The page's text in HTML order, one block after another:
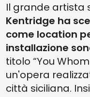
Il grande artista
Kentridge ha
come location
installazione
titolo “You
un'opera
città siciliana.